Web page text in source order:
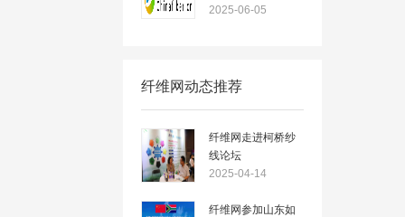
2025-06-05
纤维网动态推荐
纤维网走进柯桥纱
线论坛
2025-04-14
纤维网参加山东如